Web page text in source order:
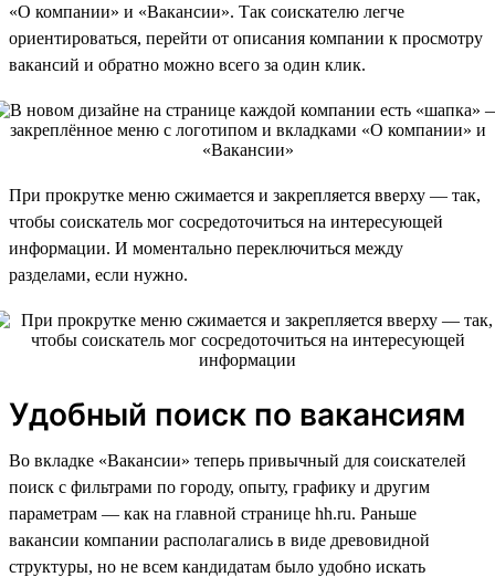
«О компании» и «Вакансии». Так соискателю легче
ориентироваться, перейти от описания компании к просмотру
вакансий и обратно можно всего за один клик.
При прокрутке меню сжимается и закрепляется вверху — так,
чтобы соискатель мог сосредоточиться на интересующей
информации. И моментально переключиться между
разделами, если нужно.
Удобный поиск по вакансиям
Во вкладке «Вакансии» теперь привычный для соискателей
поиск с фильтрами по городу, опыту, графику и другим
параметрам — как на главной странице hh.ru. Раньше
вакансии компании располагались в виде древовидной
структуры, но не всем кандидатам было удобно искать